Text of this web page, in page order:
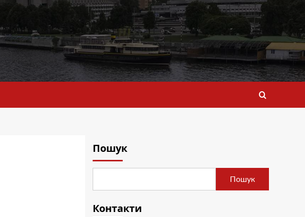
Пошук
Пошук
Контакти